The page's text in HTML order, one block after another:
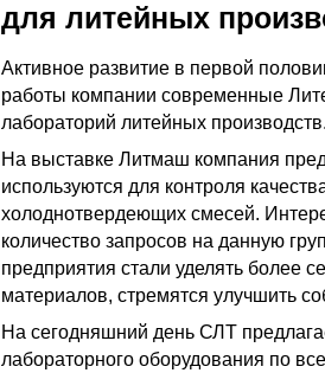
для литейных
Активное развитие в первой
работы компании современные
лабораторий литейных
На выставке Литмаш компания
используются для контроля
холоднотвердеющих смесей.
количество запросов на данную
предприятия стали уделять более
материалов, стремятся улучшить
На сегодняшний день СЛТ
лабораторного оборудования по